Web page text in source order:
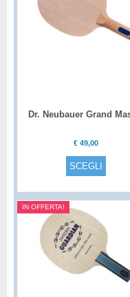
Dr. Neubauer Grand
€ 49,00
SCEGLI
IN OFFERTA!